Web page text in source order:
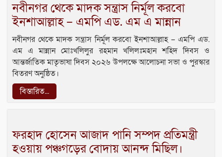
নবীনগর থেকে মাদক সন্ত্রাস নির্মূল করবো
ইনশাআল্লাহ – এমপি এড. এম এ মান্নান
নবীনগর থেকে মাদক সন্ত্রাস নির্মূল করবো ইনশাআল্লাহ – এমপি এড.
এম এ মান্নান মোঃখলিলুর রহমান খলিলঃমহান শহিদ দিবস ও
আন্তর্জাতিক মাতৃভাষা দিবস ২০২৬ উপলক্ষে আলোচনা সভা ও পুরস্কার
বিতরণ অনুষ্ঠিত।
বিস্তারিত...
ফরহাদ হোসেন আজাদ পানি সম্পদ প্রতিমন্ত্রী
হওয়ায় পঞ্চগড়ের বোদায় আনন্দ মিছিল।